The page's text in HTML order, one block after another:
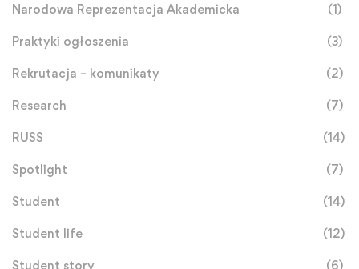
Narodowa Reprezentacja Akademicka (1)
Praktyki ogłoszenia (3)
Rekrutacja – komunikaty (2)
Research (7)
RUSS (14)
Spotlight (7)
Student (14)
Student life (12)
Student story (6)